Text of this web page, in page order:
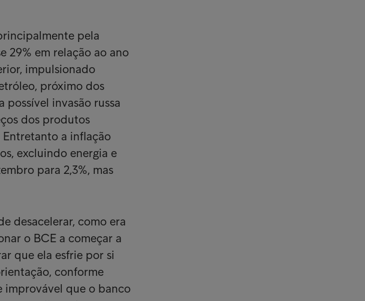
pela
29% em relação ao ano
impulsionado
próximo dos
possível invasão russa
dos produtos
Entretanto a inflação
excluindo energia e
para 2,3%, mas
desacelerar, como era
o BCE a começar a
que ela esfrie por si
conforme
improvável que o banco